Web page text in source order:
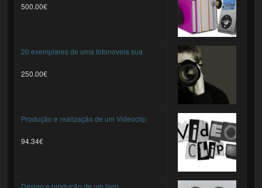
500.00€
20 exemplares de uma fotonovela sua
250.00€
Produção e realização de um Videoclip
94.34€
Design e produção de um livro